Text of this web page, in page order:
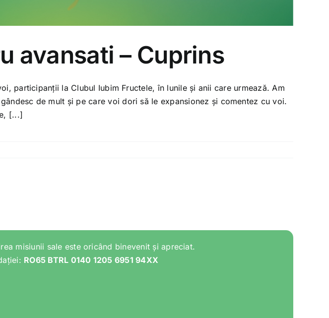
avansati – Cuprins
participanții la Clubul Iubim Fructele, în lunile și anii care urmează. Am
de mult și pe care voi dori să le expansionez și comentez cu voi.
[...]
misiunii sale este oricând binevenit și apreciat.
RO65 BTRL 0140 1205 6951 94XX